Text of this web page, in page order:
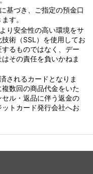
基づき、ご指定の預金口
す。
り安全性の高い環境をサ
術（SSL）を使用してお
るものではなく、デー
その責任を負いかねま
されるカードとなりま
数回の商品代金をいた
ル・返品に伴う返金の
トカード発行会社へお